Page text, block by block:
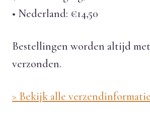
• Nederland: €14,50
Bestellingen worden altijd
verzonden.
> Bekijk alle